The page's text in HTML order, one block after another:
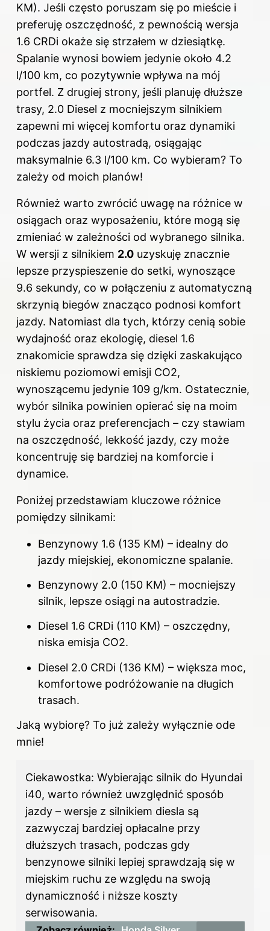
KM). Jeśli często poruszam się po mieście i
preferuję oszczędność, z pewnością wersja
1.6 CRDi okaże się strzałem w dziesiątkę.
Spalanie wynosi bowiem jedynie około 4.2
l/100 km, co pozytywnie wpływa na mój
portfel. Z drugiej strony, jeśli planuję dłuższe
trasy, 2.0 Diesel z mocniejszym silnikiem
zapewni mi więcej komfortu oraz dynamiki
podczas jazdy autostradą, osiągając
maksymalnie 6.3 l/100 km. Co wybieram? To
zależy od moich planów!
Również warto zwrócić uwagę na różnice w
osiągach oraz wyposażeniu, które mogą się
zmieniać w zależności od wybranego silnika.
W wersji z silnikiem 2.0 uzyskuję znacznie
lepsze przyspieszenie do setki, wynoszące
9.6 sekundy, co w połączeniu z automatyczną
skrzynią biegów znacząco podnosi komfort
jazdy. Natomiast dla tych, którzy cenią sobie
wydajność oraz ekologię, diesel 1.6
znakomicie sprawdza się dzięki zaskakująco
niskiemu poziomowi emisji CO2,
wynoszącemu jedynie 109 g/km. Ostatecznie,
wybór silnika powinien opierać się na moim
stylu życia oraz preferencjach – czy stawiam
na oszczędność, lekkość jazdy, czy może
koncentruję się bardziej na komforcie i
dynamice.
Poniżej przedstawiam kluczowe różnice
pomiędzy silnikami:
Benzynowy 1.6 (135 KM) – idealny do
jazdy miejskiej, ekonomiczne spalanie.
Benzynowy 2.0 (150 KM) – mocniejszy
silnik, lepsze osiągi na autostradzie.
Diesel 1.6 CRDi (110 KM) – oszczędny,
niska emisja CO2.
Diesel 2.0 CRDi (136 KM) – większa moc,
komfortowe podróżowanie na długich
trasach.
Jaką wybiorę? To już zależy wyłącznie ode
mnie!
Ciekawostka: Wybierając silnik do Hyundai
i40, warto również uwzględnić sposób
jazdy – wersje z silnikiem diesla są
zazwyczaj bardziej opłacalne przy
dłuższych trasach, podczas gdy
benzynowe silniki lepiej sprawdzają się w
miejskim ruchu ze względu na swoją
dynamiczność i niższe koszty
serwisowania.